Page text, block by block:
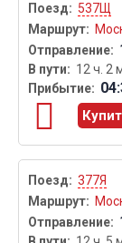
537Щ
12 ч. 2
377Я